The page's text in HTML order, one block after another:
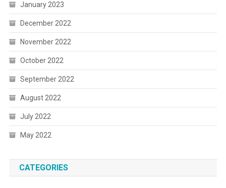
January 2023
December 2022
November 2022
October 2022
September 2022
August 2022
July 2022
May 2022
CATEGORIES